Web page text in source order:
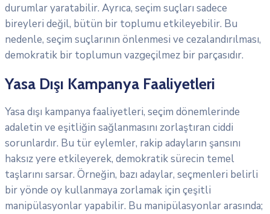
durumlar yaratabilir. Ayrıca, seçim suçları sadece
bireyleri değil, bütün bir toplumu etkileyebilir. Bu
nedenle, seçim suçlarının önlenmesi ve cezalandırılması,
demokratik bir toplumun vazgeçilmez bir parçasıdır.
Yasa Dışı Kampanya Faaliyetleri
Yasa dışı kampanya faaliyetleri, seçim dönemlerinde
adaletin ve eşitliğin sağlanmasını zorlaştıran ciddi
sorunlardır. Bu tür eylemler, rakip adayların şansını
haksız yere etkileyerek, demokratik sürecin temel
taşlarını sarsar. Örneğin, bazı adaylar, seçmenleri belirli
bir yönde oy kullanmaya zorlamak için çeşitli
manipülasyonlar yapabilir. Bu manipülasyonlar arasında;